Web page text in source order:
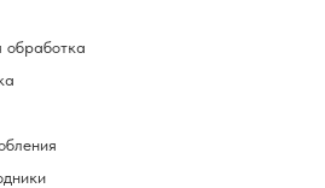
обработка